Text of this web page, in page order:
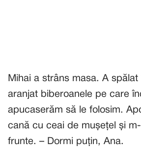
Mihai a strâns masa. A spălat
aranjat biberoanele pe care
apucaserăm să le folosim.
cană cu ceai de mușețel și
frunte. – Dormi puțin, Ana.